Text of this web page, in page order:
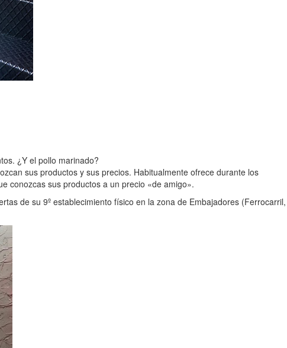
¿Y el pollo marinado?
sus productos y sus precios. Habitualmente ofrece durante los
conozcas sus productos a un precio «de amigo».
de su 9º establecimiento físico en la zona de Embajadores (Ferrocarril,